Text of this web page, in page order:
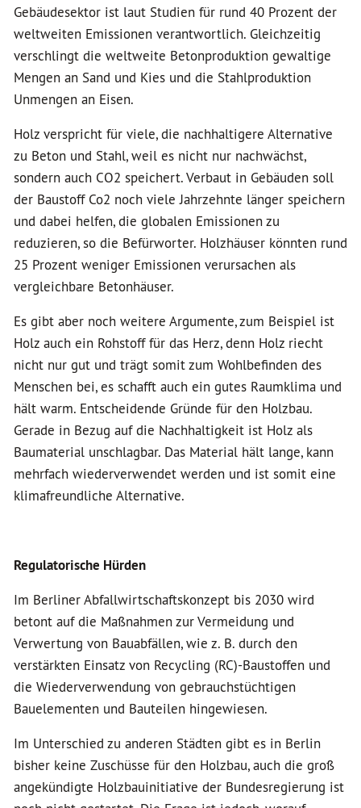
Gebäudesektor ist laut Studien für rund 40 Prozent der
weltweiten Emissionen verantwortlich. Gleichzeitig
verschlingt die weltweite Betonproduktion gewaltige
Mengen an Sand und Kies und die Stahlproduktion
Unmengen an Eisen.
Holz verspricht für viele, die nachhaltigere Alternative
zu Beton und Stahl, weil es nicht nur nachwächst,
sondern auch CO2 speichert. Verbaut in Gebäuden soll
der Baustoff Co2 noch viele Jahrzehnte länger speichern
und dabei helfen, die globalen Emissionen zu
reduzieren, so die Befürworter. Holzhäuser könnten rund
25 Prozent weniger Emissionen verursachen als
vergleichbare Betonhäuser.
Es gibt aber noch weitere Argumente, zum Beispiel ist
Holz auch ein Rohstoff für das Herz, denn Holz riecht
nicht nur gut und trägt somit zum Wohlbefinden des
Menschen bei, es schafft auch ein gutes Raumklima und
hält warm. Entscheidende Gründe für den Holzbau.
Gerade in Bezug auf die Nachhaltigkeit ist Holz als
Baumaterial unschlagbar. Das Material hält lange, kann
mehrfach wiederverwendet werden und ist somit eine
klimafreundliche Alternative.
Regulatorische Hürden
Im Berliner Abfallwirtschaftskonzept bis 2030 wird
betont auf die Maßnahmen zur Vermeidung und
Verwertung von Bauabfällen, wie z. B. durch den
verstärkten Einsatz von Recycling (RC)-Baustoffen und
die Wiederverwendung von gebrauchstüchtigen
Bauelementen und Bauteilen hingewiesen.
Im Unterschied zu anderen Städten gibt es in Berlin
bisher keine Zuschüsse für den Holzbau, auch die groß
angekündigte Holzbauinitiative der Bundesregierung ist